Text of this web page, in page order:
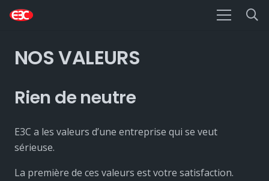
NOS VALEURS
Rien de neutre
E3C a les valeurs d’une entreprise qui se veut
sérieuse.
La première de ces valeurs est votre satisfaction.